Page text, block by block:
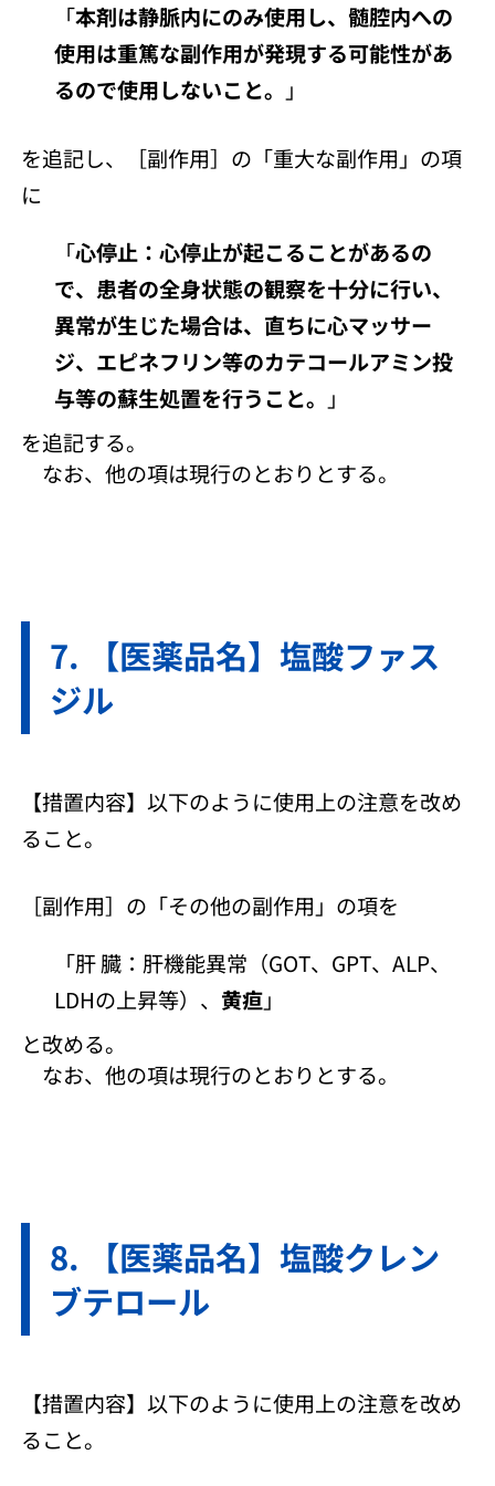
「本剤は静脈内にのみ使用し、髄腔内への
使用は重篤な副作用が発現する可能性があ
るので使用しないこと。
」
を追記し、［副作用］の「重大な副作用」の項
に
「心停止：心停止が起こることがあるの
で、患者の全身状態の観察を十分に行い、
異常が生じた場合は、直ちに心マッサー
ジ、エピネフリン等のカテコールアミン投
与等の蘇生処置を行うこと。
」
を追記する。
なお、他の項は現行のとおりとする。
【医薬品名】塩酸ファス
ジル
【措置内容】以下のように使用上の注意を改め
ること。
［副作用］の「その他の副作用」の項を
「肝 臓：肝機能異常（GOT、GPT、ALP、
LDHの上昇等）、 黄疸」
と改める。
なお、他の項は現行のとおりとする。
【医薬品名】塩酸クレン
ブテロール
【措置内容】以下のように使用上の注意を改め
ること。